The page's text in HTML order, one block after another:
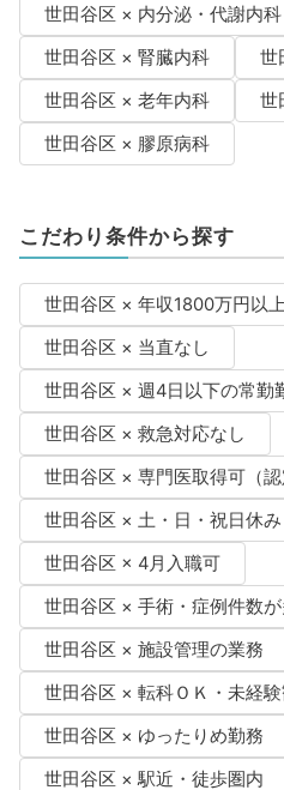
世田谷区 × 内分泌・代謝内科
世田谷区 × 腎臓内科
世
世田谷区 × 老年内科
世
世田谷区 × 膠原病科
こだわり条件から探す
世田谷区 × 年収1800万円以上
世田谷区 × 当直なし
世田谷区 × 週4日以下の常勤
世田谷区 × 救急対応なし
世田谷区 × 専門医取得可（認
世田谷区 × 土・日・祝日休み
世田谷区 × 4月入職可
世田谷区 × 手術・症例件数
世田谷区 × 施設管理の業務
世田谷区 × 転科ＯＫ・未経験
世田谷区 × ゆったりめ勤務
世田谷区 × 駅近・徒歩圏内